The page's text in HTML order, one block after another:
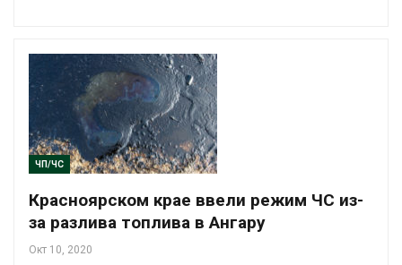
ЧП/ЧС
Красноярском крае ввели режим ЧС из-
за разлива топлива в Ангару
Окт 10, 2020